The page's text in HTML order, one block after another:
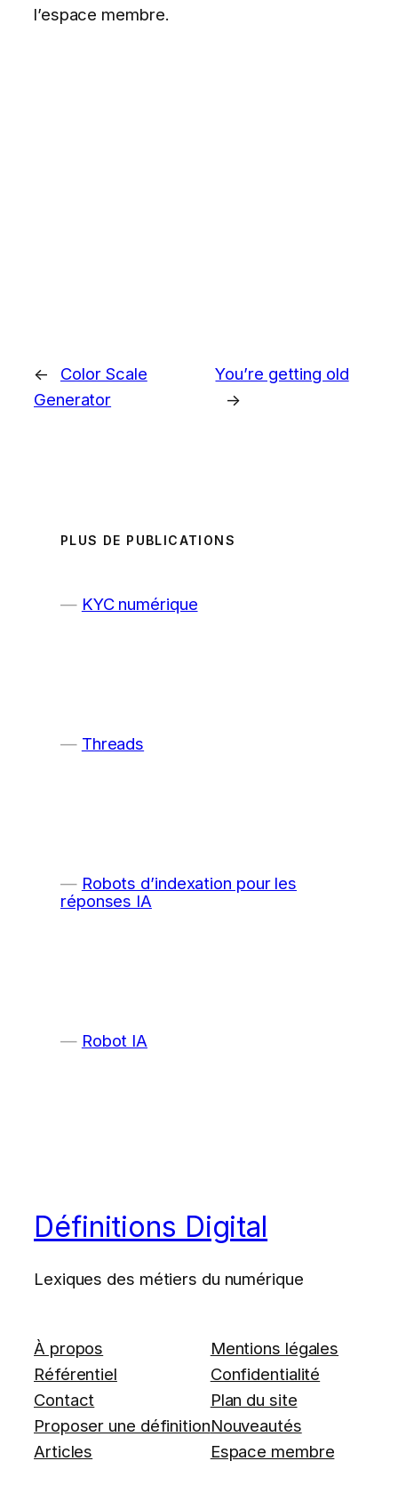
l’espace membre.
←
Color Scale
Generator
You’re getting old
→
PLUS DE PUBLICATIONS
KYC numérique
Threads
Robots d’indexation pour les
réponses IA
Robot IA
Définitions Digital
Lexiques des métiers du numérique
À propos
Référentiel
Contact
Proposer une définition
Articles
Mentions légales
Confidentialité
Plan du site
Nouveautés
Espace membre